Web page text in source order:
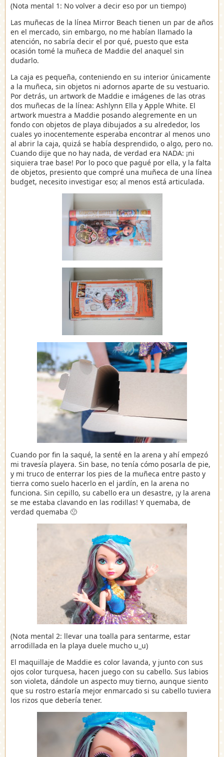
(Nota mental 1: No volver a decir eso por un tiempo)
Las muñecas de la línea Mirror Beach tienen un par de años
en el mercado, sin embargo, no me habían llamado la
atención, no sabría decir el por qué, puesto que esta
ocasión tomé la muñeca de Maddie del anaquel sin
dudarlo.
La caja es pequeña, conteniendo en su interior únicamente
a la muñeca, sin objetos ni adornos aparte de su vestuario.
Por detrás, un artwork de Maddie e imágenes de las otras
dos muñecas de la línea: Ashlynn Ella y Apple White. El
artwork muestra a Maddie posando alegremente en un
fondo con objetos de playa dibujados a su alrededor, los
cuales yo inocentemente esperaba encontrar al menos uno
al abrir la caja, quizá se había desprendido, o algo, pero no.
Cuando dije que no hay nada, de verdad era NADA: ¡ni
siquiera trae base! Por lo poco que pagué por ella, y la falta
de objetos, presiento que compré una muñeca de una línea
budget, necesito investigar eso; al menos está articulada.
Cuando por fin la saqué, la senté en la arena y ahí empezó
mi travesía playera. Sin base, no tenía cómo posarla de pie,
y mi truco de enterrar los pies de la muñeca entre pasto y
tierra como suelo hacerlo en el jardín, en la arena no
funciona. Sin cepillo, su cabello era un desastre, ¡y la arena
se me estaba clavando en las rodillas! Y quemaba, de
verdad quemaba 🙁
(Nota mental 2: llevar una toalla para sentarme, estar
arrodillada en la playa duele mucho u_u)
El maquillaje de Maddie es color lavanda, y junto con sus
ojos color turquesa, hacen juego con su cabello. Sus labios
son violeta, dándole un aspecto muy tierno, aunque siento
que su rostro estaría mejor enmarcado si su cabello tuviera
los rizos que debería tener.